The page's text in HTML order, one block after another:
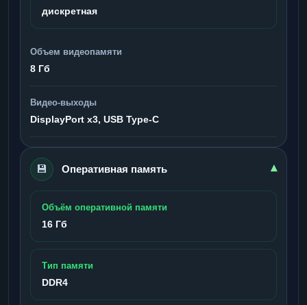
дискретная
Объем видеопамяти
8 Гб
Видео-выходы
DisplayPort x3, USB Type-C
💾 Оперативная память ▾
Объём оперативной памяти
16 Гб
Тип памяти
DDR4